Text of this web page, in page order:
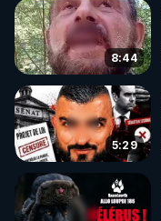
8:44
5:29